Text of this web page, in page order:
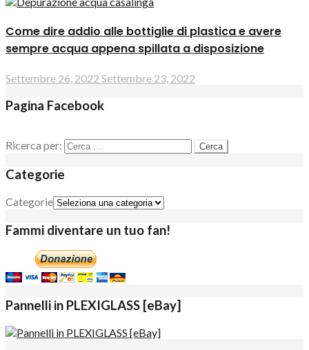
Come dire addio alle bottiglie di plastica e avere
sempre acqua appena spillata a disposizione
Settembre 26, 2022 Settembre 23, 2022
Pagina Facebook
Ricerca per:
Categorie
Categorie
Fammi diventare un tuo fan!
Pannelli in PLEXIGLASS [eBay]